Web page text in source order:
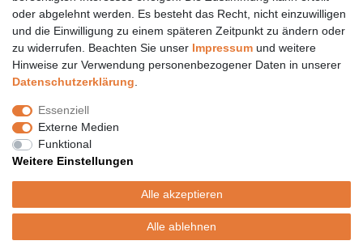
Meine Einwilligung kann ich jederzeit widerrufen.**
Abonnieren
Versand
Versandinformation
Versandkosten nur 4,90€
- kostenfrei ab 39€ Warenwert
oder abgelehnt werden. Es besteht das Recht, nicht einzuwilligen
und die Einwilligung zu einem späteren Zeitpunkt zu ändern oder
zu widerrufen. Beachten Sie unser Impressum und weitere
Hinweise zur Verwendung personenbezogener Daten in unserer
Daten­schutz­erklärung
Essenziell
Externe Medien
Funktional
Weitere Einstellungen
Alle akzeptieren
Alle ablehnen
© Copyright 2020 Topcoil Jennifer Haas. Alle Rechte vorbehalten.